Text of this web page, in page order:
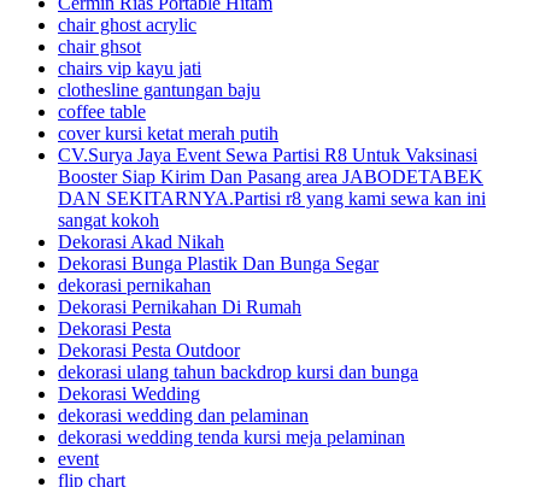
chair ghost acrylic
chair ghsot
chairs vip kayu jati
clothesline gantungan baju
coffee table
cover kursi ketat merah putih
CV.Surya Jaya Event Sewa Partisi R8 Untuk Vaksinasi
Booster Siap Kirim Dan Pasang area JABODETABEK
DAN SEKITARNYA.Partisi r8 yang kami sewa kan ini
sangat kokoh
Dekorasi Akad Nikah
Dekorasi Bunga Plastik Dan Bunga Segar
dekorasi pernikahan
Dekorasi Pernikahan Di Rumah
Dekorasi Pesta
Dekorasi Pesta Outdoor
dekorasi ulang tahun backdrop kursi dan bunga
Dekorasi Wedding
dekorasi wedding dan pelaminan
dekorasi wedding tenda kursi meja pelaminan
event
flip chart